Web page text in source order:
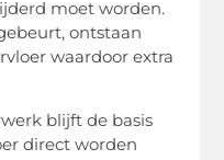
moet worden.
ontstaan
waardoor extra
blijft de basis
direct worden